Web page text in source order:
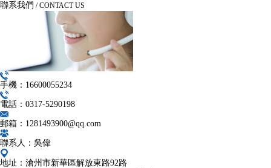
聯系我們 / CONTACT US
手機：16600055234
電話：0317-5290198
郵箱：1281493900@qq.com
聯系人：吳偉
地址：滄州市新華區解放東路92路